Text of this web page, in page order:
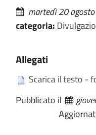
martedì 20
categoria:
Allegati
Scarica il testo -
Pubblicato il